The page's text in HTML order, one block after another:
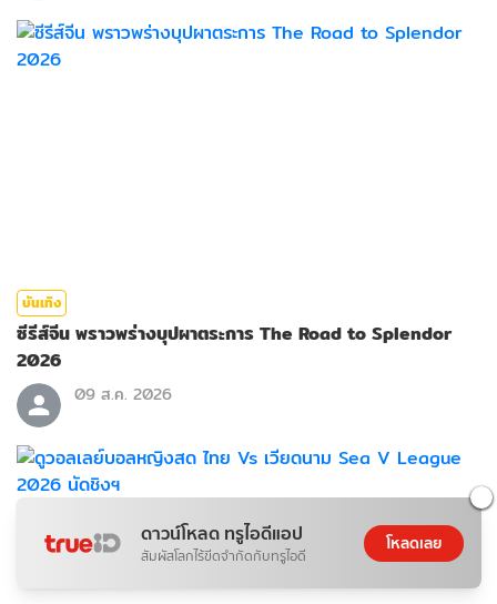
บันเทิง
ซีรีส์จีน พราวพร่างบุปผาตระการ The Road to Splendor
2026
09 ส.ค. 2026
ดาวน์โหลด ทรูไอดีแอป
สัมผัสโลกไร้ขีดจำกัดกับทรูไอดี
โหลดเลย